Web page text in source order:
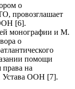
о
провозглашает
[6].
монографии и М.
о
помощи
права на
Устава ООН [7].